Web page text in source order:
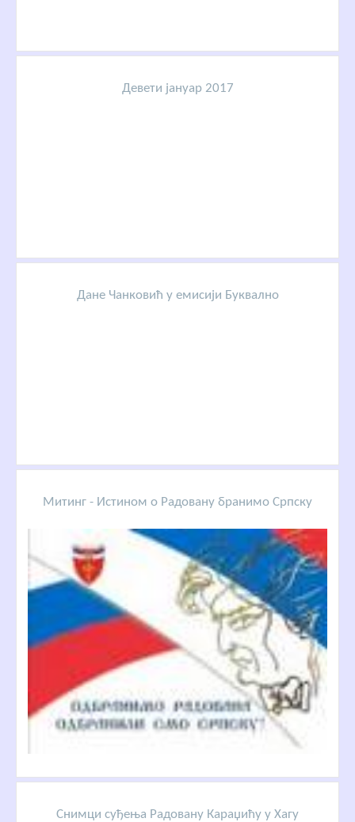
Девети јануар 2017
Дане Чанковић у емисији Буквално
Митинг - Истином о Радовану бранимо Српску
Снимци суђења Радовану Караџићу у Хагу